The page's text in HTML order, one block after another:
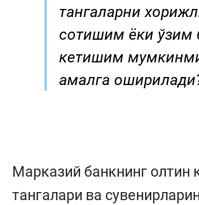
тангаларни
сотишим ёки ўзим
кетишим
амалга
Марказий банкнинг олтин
тангалари ва